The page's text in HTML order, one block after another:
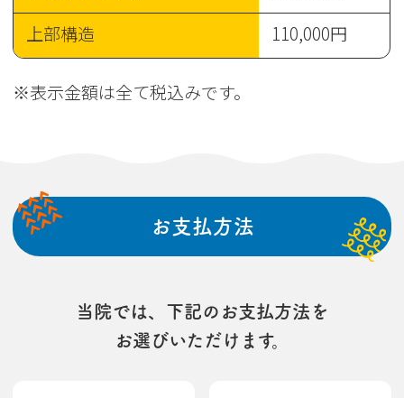
上部構造
110,000円
※表示金額は全て税込みです。
お支払方法
当院では、下記のお支払方法を
お選びいただけます。